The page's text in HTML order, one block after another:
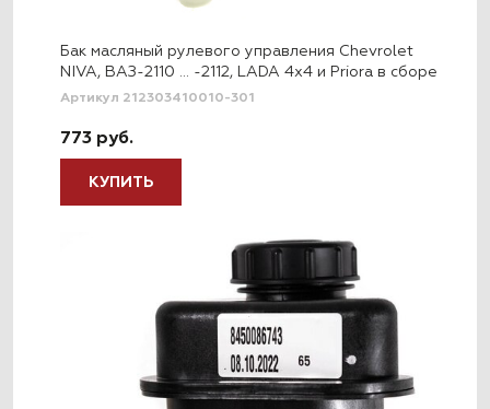
Бак масляный рулевого управления Chevrolet
NIVA, ВАЗ-2110 … -2112, LADA 4x4 и Priora в сборе
Артикул 212303410010-301
773 руб.
КУПИТЬ